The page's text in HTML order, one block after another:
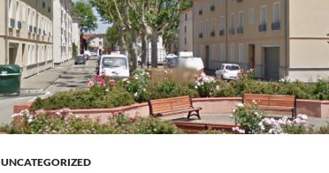
UNCATEGORIZED